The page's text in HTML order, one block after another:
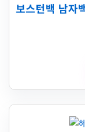
보스턴백 남자